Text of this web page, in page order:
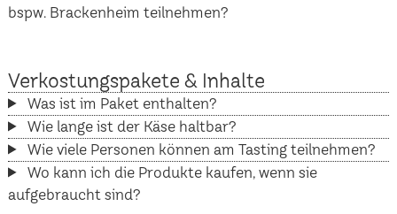
bspw. Brackenheim teilnehmen?
Verkostungspakete & Inhalte
Was ist im Paket enthalten?
Wie lange ist der Käse haltbar?
Wie viele Personen können am Tasting teilnehmen?
Wo kann ich die Produkte kaufen, wenn sie
aufgebraucht sind?